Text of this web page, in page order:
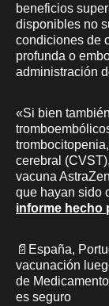
beneficios
disponibles no
condiciones de
profunda o
administración
«Si bien
cerebral
vacuna
que hayan sido
informe hecho
📄España,
vacunación
de
es seguro